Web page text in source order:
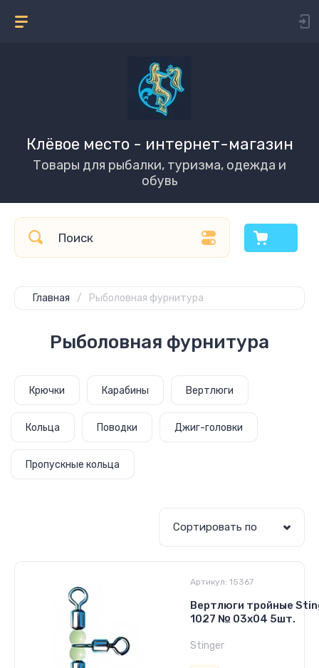
Клёвое место - интернет-магазин
Товары для рыбалки, туризма, одежда и
обувь
Главная / Рыболовная фурнитура
Рыболовная фурнитура
Крючки Карабины Вертлюги
Кольца Поводки Джиг-головки
Пропускные кольца
Сортировать по
Артикул: 15367
Вертлюги тройные
1027 № 03x04 5шт.
Stinger